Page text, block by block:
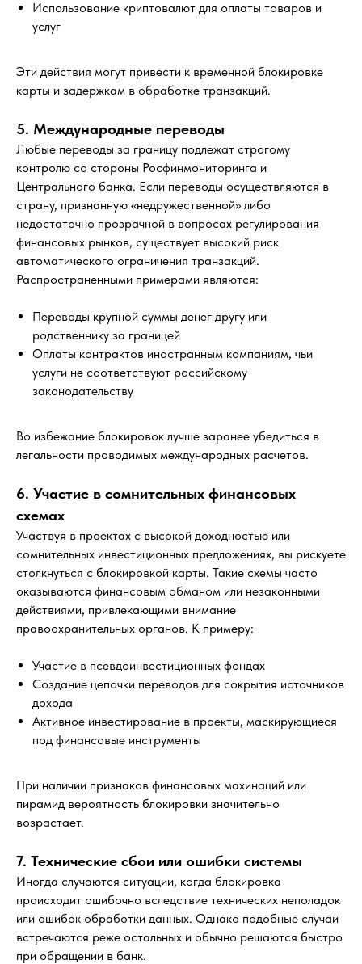
Использование криптовалют для оплаты товаров и
услуг
Эти действия могут привести к временной блокировке
карты и задержкам в обработке транзакций.
5. Международные переводы
Любые переводы за границу подлежат строгому
контролю со стороны Росфинмониторинга и
Центрального банка. Если переводы осуществляются в
страну, признанную «недружественной» либо
недостаточно прозрачной в вопросах регулирования
финансовых рынков, существует высокий риск
автоматического ограничения транзакций.
Распространенными примерами являются:
Переводы крупной суммы денег другу или
родственнику за границей
Оплаты контрактов иностранным компаниям, чьи
услуги не соответствуют российскому
законодательству
Во избежание блокировок лучше заранее убедиться в
легальности проводимых международных расчетов.
6. Участие в сомнительных финансовых
схемах
Участвуя в проектах с высокой доходностью или
сомнительных инвестиционных предложениях, вы рискуете
столкнуться с блокировкой карты. Такие схемы часто
оказываются финансовым обманом или незаконными
действиями, привлекающими внимание
правоохранительных органов. К примеру:
Участие в псевдоинвестиционных фондах
Создание цепочки переводов для сокрытия источников
дохода
Активное инвестирование в проекты, маскирующиеся
под финансовые инструменты
При наличии признаков финансовых махинаций или
пирамид вероятность блокировки значительно
возрастает.
7. Технические сбои или ошибки системы
Иногда случаются ситуации, когда блокировка
происходит ошибочно вследствие технических неполадок
или ошибок обработки данных. Однако подобные случаи
встречаются реже остальных и обычно решаются быстро
при обращении в банк.
Консультация